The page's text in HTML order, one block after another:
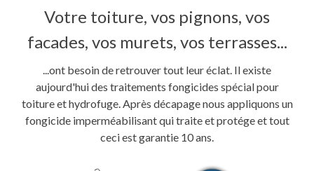
Votre toiture, vos pignons, vos
facades, vos murets, vos terrasses...
...ont besoin de retrouver tout leur éclat. Il existe
aujourd'hui des traitements fongicides spécial pour
toiture et hydrofuge. Après décapage nous appliquons un
fongicide imperméabilisant qui traite et protége et tout
ceci est garantie 10 ans.